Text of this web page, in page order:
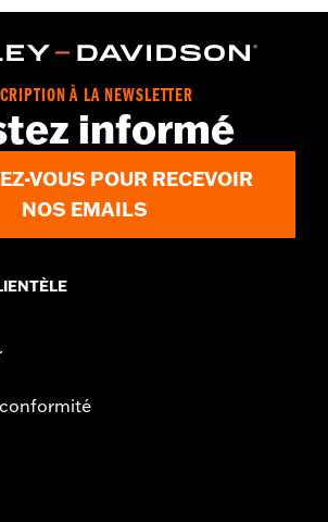
À LA NEWSLETTER
informé
VOUS POUR RECEVOIR
NOS EMAILS